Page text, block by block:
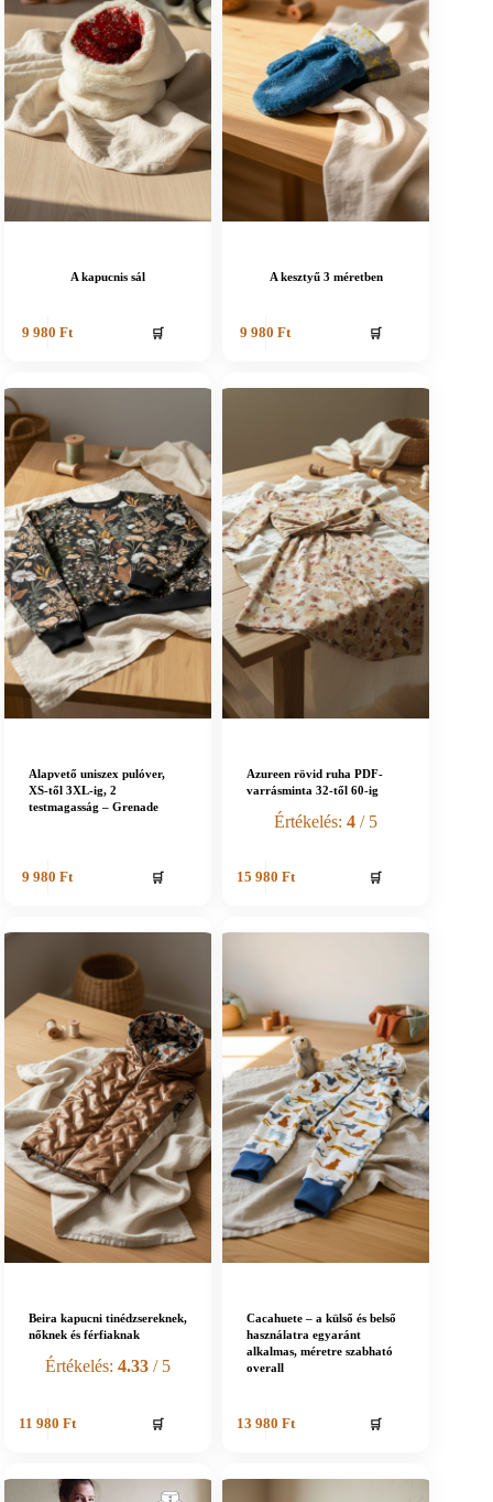
A kapucnis sál
9 980Ft 🛒
A kesztyű 3 méretben
9 980Ft 🛒
Alapvető uniszex pulóver,
XS-től 3XL-ig, 2
testmagasság – Grenade
9 980Ft 🛒
Azureen rövid ruha PDF-
varrásminta 32-től 60-ig
Értékelés:4 / 5
15 980 Ft 🛒
Beira kapucni tinédzsereknek,
nőknek és férfiaknak
Értékelés:4.33 / 5
11 980Ft 🛒
Cacahuete – a külső és belső
használatra egyaránt
alkalmas, méretre szabható
overall
13 980 Ft 🛒